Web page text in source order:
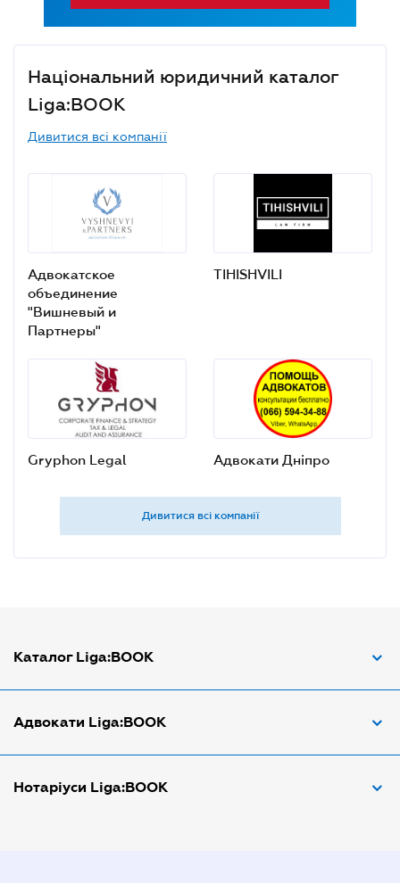
Національний юридичний каталог
Liga:BOOK
Дивитися всі компанії
Адвокатское
объединение
"Вишневый и
Партнеры"
TIHISHVILI
Gryphon Legal Адвокати Дніпро
Дивитися всі компанії
Каталог Liga:BOOK
Адвокат по ДТП
Арбітражний керуючий
Адвокати Liga:BOOK
Адвокати Дніпра
Нотаріуси Liga:BOOK